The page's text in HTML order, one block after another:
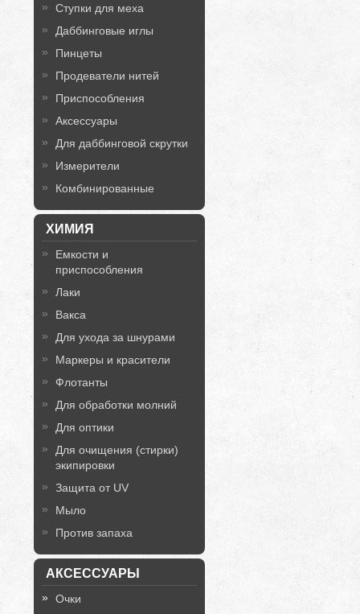
Ступки для меха
Даббинговые иглы
Пинцеты
Продеватели нитей
Приспособления
Аксессуары
Для даббинговой скрутки
Измерители
Комбинированные
ХИМИЯ
Емкости и
приспособления
Лаки
Вакса
Для ухода за шнурами
Маркеры и красители
Флотанты
Для обработки молний
Для оптики
Для очищения (стирки)
экипировки
Защита от UV
Мыло
Против запаха
АКСЕССУАРЫ
Очки